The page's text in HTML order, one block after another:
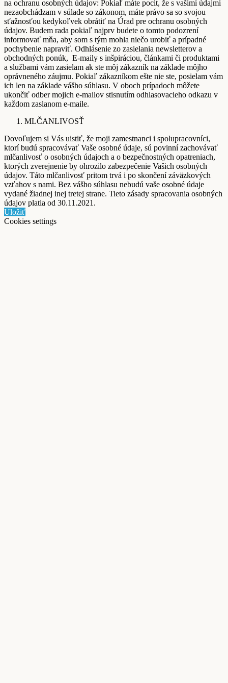
na ochranu osobných údajov: Pokiaľ máte pocit, že s vašimi údajmi
nezaobchádzam v súlade so zákonom, máte právo sa so svojou
sťažnosťou kedykoľvek obrátiť na Úrad pre ochranu osobných
údajov. Budem rada pokiaľ najprv budete o tomto podozrení
informovať mňa, aby som s tým mohla niečo urobiť a prípadné
pochybenie napraviť. Odhlásenie zo zasielania newsletterov a
obchodných ponúk, E-maily s inšpiráciou, článkami či produktami
a službami vám zasielam ak ste môj zákazník na základe môjho
oprávneného záujmu. Pokiaľ zákazníkom ešte nie ste, posielam vám
ich len na základe vášho súhlasu. V oboch prípadoch môžete
ukončiť odber mojich e-mailov stisnutím odhlasovacieho odkazu v
každom zaslanom e-maile.
MLČANLIVOSŤ
Dovoľujem si Vás uistiť, že moji zamestnanci i spolupracovníci,
ktorí budú spracovávať Vaše osobné údaje, sú povinní zachovávať
mlčanlivosť o osobných údajoch a o bezpečnostných opatreniach,
ktorých zverejnenie by ohrozilo zabezpečenie Vašich osobných
údajov. Táto mlčanlivosť pritom trvá i po skončení záväzkových
vzťahov s nami. Bez vášho súhlasu nebudú vaše osobné údaje
vydané žiadnej inej tretej strane. Tieto zásady spracovania osobných
údajov platia od 30.11.2021.
Uložiť
Cookies settings